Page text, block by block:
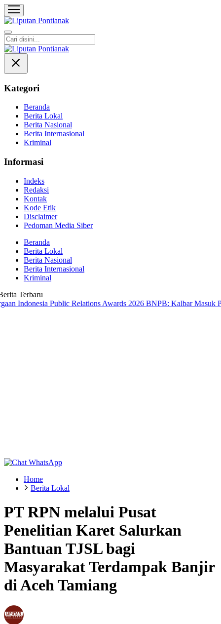
Liputan Pontianak
Berita Terkini dan TerUpdate
Kategori
Beranda
Berita Lokal
Berita Nasional
Berita Internasional
Kriminal
Informasi
Indeks
Redaksi
Kontak
Kode Etik
Disclaimer
Pedoman Media Siber
Beranda
Berita Lokal
Berita Nasional
Berita Internasional
Kriminal
Terbaru
Public Relations Awards 2026 BNPB: Kalbar Masuk Prioritas
Home
Berita Lokal
PT RPN melalui Pusat
Penelitian Karet Salurkan
Bantuan TJSL bagi
Masyarakat Terdampak Banjir
di Aceh Tamiang